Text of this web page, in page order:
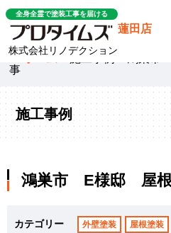
全身全霊で塗装工事を届ける
蓮田店
株式会社リノデクション
ホーム » 施工事例
事
施工事例
鴻巣市 E様邸 屋根
カテゴリー 外壁塗装 屋根塗装